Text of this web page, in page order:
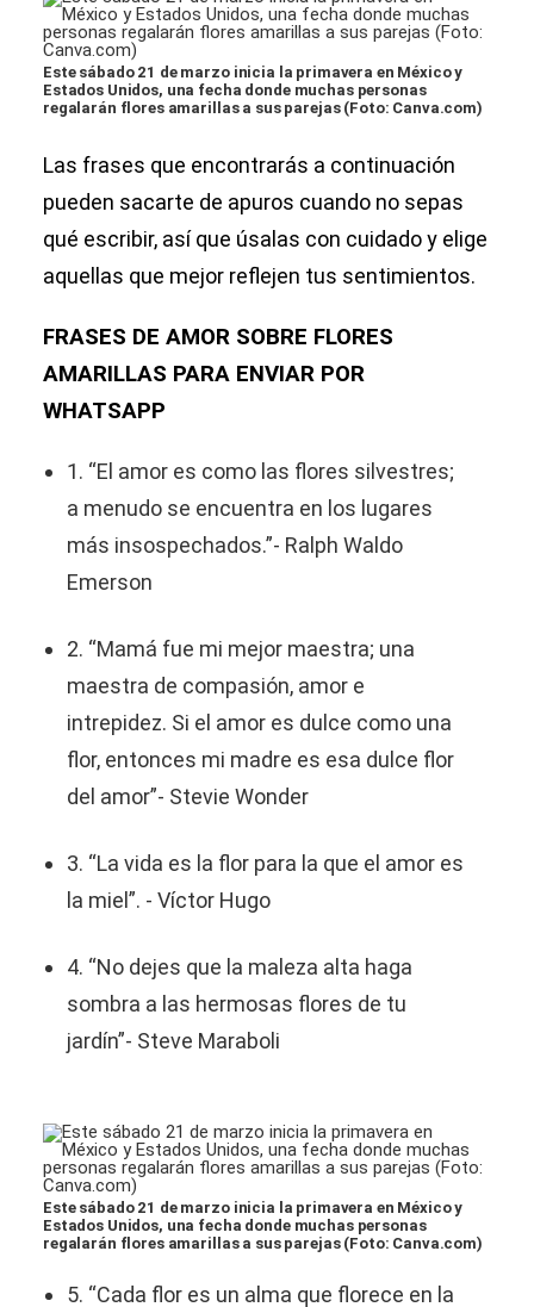
Este sábado 21 de marzo inicia la primavera en México y
Estados Unidos, una fecha donde muchas personas
regalarán flores amarillas a sus parejas (Foto: Canva.com)
Las frases que encontrarás a continuación
pueden sacarte de apuros cuando no sepas
qué escribir, así que úsalas con cuidado y elige
aquellas que mejor reflejen tus sentimientos.
FRASES DE AMOR SOBRE FLORES
AMARILLAS PARA ENVIAR POR
WHATSAPP
1. “El amor es como las flores silvestres;
a menudo se encuentra en los lugares
más insospechados.”- Ralph Waldo
Emerson
2. “Mamá fue mi mejor maestra; una
maestra de compasión, amor e
intrepidez. Si el amor es dulce como una
flor, entonces mi madre es esa dulce flor
del amor”- Stevie Wonder
3. “La vida es la flor para la que el amor es
la miel”. - Víctor Hugo
4. “No dejes que la maleza alta haga
sombra a las hermosas flores de tu
jardín”- Steve Maraboli
Este sábado 21 de marzo inicia la primavera en México y
Estados Unidos, una fecha donde muchas personas
regalarán flores amarillas a sus parejas (Foto: Canva.com)
5. “Cada flor es un alma que florece en la